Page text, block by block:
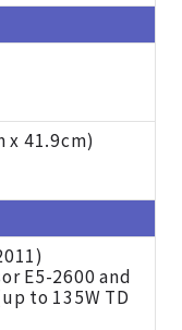
x 41.9cm)
E5-2600 and
to 135W TD